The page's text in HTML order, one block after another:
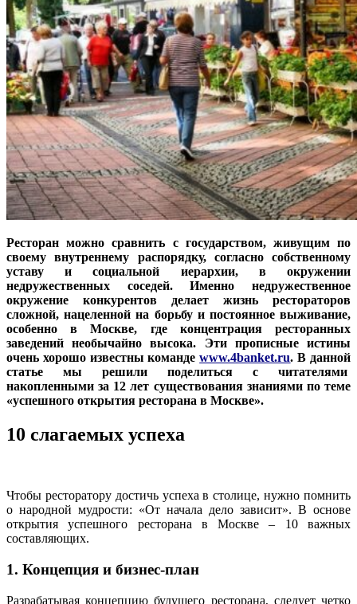
Ресторан можно сравнить с государством, живущим по
своему внутреннему распорядку, согласно собственному
уставу и социальной иерархии, в окружении
недружественных соседей. Именно недружественное
окружение конкурентов делает жизнь рестораторов
сложной, нацеленной на борьбу и постоянное выживание,
особенно в Москве, где концентрация ресторанных
заведений необычайно высока. Эти прописные истины
очень хорошо известны командеwww.4banket.ru. В данной
статье мы решили поделиться с читателями
накопленными за 12 лет существования знаниями по теме
«успешного открытия ресторана в Москве».
10 слагаемых успеха
Чтобы ресторатору достичь успеха в столице, нужно помнить
о народной мудрости: «От начала дело зависит». В основе
открытия успешного ресторана в Москве – 10 важных
составляющих.
1. Концепция и бизнес-план
Разрабатывая концепцию будущего ресторана, следует четко